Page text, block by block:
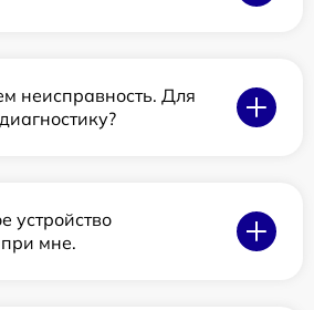
неисправность. Для
устройство
мне.